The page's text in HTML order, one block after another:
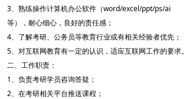
3、熟练操作计算机办公软件（word/excel/ppt/ps/ai
等），耐心细心，良好的责任感；
4、了解考研、公务员等教育行业或有相关经验者优先；
5、对互联网教育有一定的认识，适应互联网工作的要求。
二、工作职责：
1、负责考研学员咨询答疑；
2、在考研相关平台推送课程；